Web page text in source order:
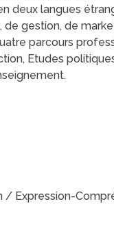
deux langues
de gestion, de
parcours
Etudes
/ Expression-